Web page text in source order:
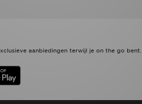
aanbiedingen terwijl je on the go bent.